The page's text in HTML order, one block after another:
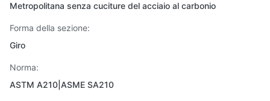
Metropolitana senza cuciture del acciaio al carbonio
Forma della sezione:
Giro
Norma:
ASTM A210|ASME SA210